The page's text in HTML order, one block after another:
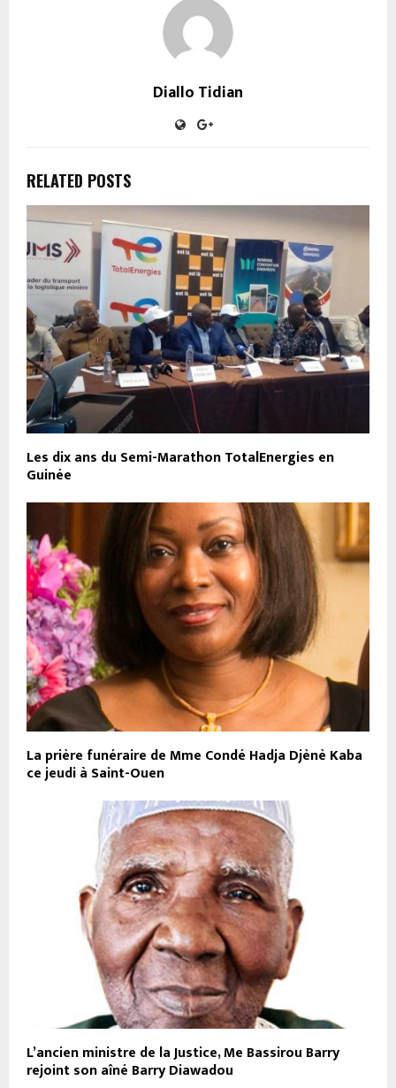
Diallo Tidian
RELATED POSTS
Les dix ans du Semi-Marathon TotalEnergies en
Guinée
La prière funéraire de Mme Condé Hadja Djènè Kaba
ce jeudi à Saint-Ouen
L’ancien ministre de la Justice, Me Bassirou Barry
rejoint son aîné Barry Diawadou